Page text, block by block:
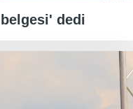
dedi